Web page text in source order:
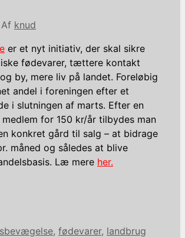
Af knud
er et nyt initiativ, der skal sikre
fødevarer, tættere kontakt
by, mere liv på landet. Foreløbig
andel i foreningen efter et
i slutningen af marts. Efter en
for 150 kr/år tilbydes man
konkret gård til salg – at bidrage
måned og således at blive
Læ mere her.
, fødevarer, landbrug